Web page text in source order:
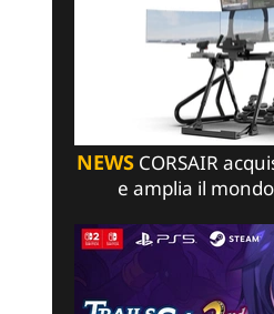
NEWSCORSAIR
e amplia il